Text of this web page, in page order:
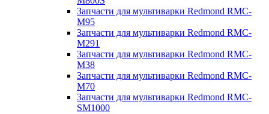
Запчасти для мультиварки Redmond RMC-
M95
Запчасти для мультиварки Redmond RMC-
M291
Запчасти для мультиварки Redmond RMC-
M38
Запчасти для мультиварки Redmond RMC-
M70
Запчасти для мультиварки Redmond RMC-
SM1000